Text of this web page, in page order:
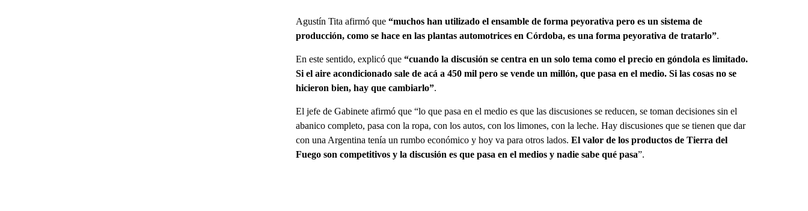
Agustín Tita afirmó que “muchos han utilizado el ensamble de forma peyorativa pero es un sistema de
producción, como se hace en las plantas automotrices en Córdoba, es una forma peyorativa de tratarlo”.
En este sentido, explicó que “cuando la discusión se centra en un solo tema como el precio en góndola es limitado.
Si el aire acondicionado sale de acá a 450 mil pero se vende un millón, que pasa en el medio. Si las cosas no se
hicieron bien, hay que cambiarlo”.
El jefe de Gabinete afirmó que “lo que pasa en el medio es que las discusiones se reducen, se toman decisiones sin el
abanico completo, pasa con la ropa, con los autos, con los limones, con la leche. Hay discusiones que se tienen que dar
con una Argentina tenía un rumbo económico y hoy va para otros lados. El valor de los productos de Tierra del
Fuego son competitivos y la discusión es que pasa en el medios y nadie sabe qué pasa”.